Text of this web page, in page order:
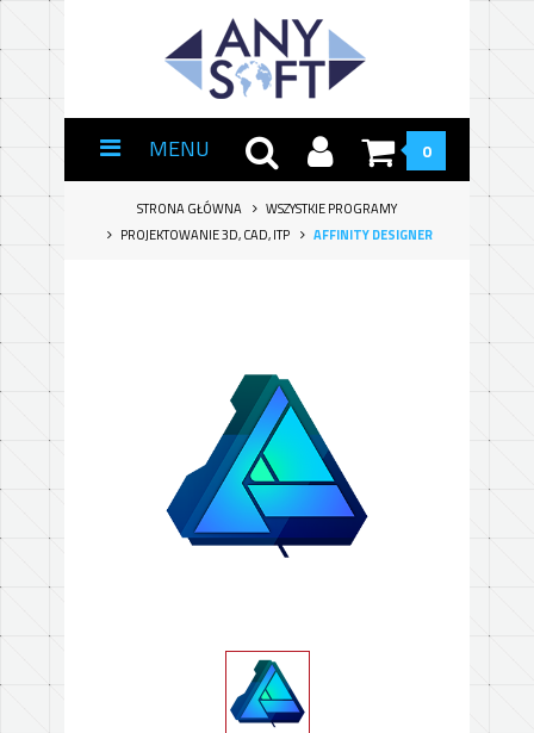
MENU 0
STRONA GŁÓWNA
WSZYSTKIE PROGRAMY
PROJEKTOWANIE 3D, CAD, ITP
AFFINITY DESIGNER